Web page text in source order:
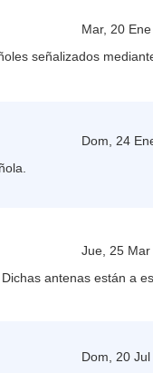
Mar, 20
señalizados
Dom, 24
Jue, 25 Mar
antenas están a
Dom, 20